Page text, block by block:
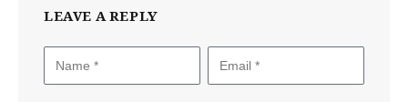
LEAVE A REPLY